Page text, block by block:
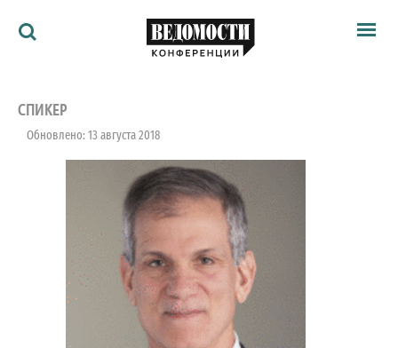
Архив
Ведомости
Как потратить
Ведомости&
СПИКЕР
Обновлено: 13 августа 2018